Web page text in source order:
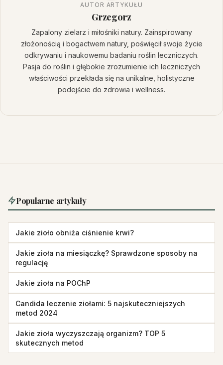
AUTOR ARTYKUŁU
Grzegorz
Zapalony zielarz i miłośniki natury. Zainspirowany
złożonością i bogactwem natury, poświęcił swoje życie
odkrywaniu i naukowemu badaniu roślin leczniczych.
Pasja do roślin i głębokie zrozumienie ich leczniczych
właściwości przekłada się na unikalne, holistyczne
podejście do zdrowia i wellness.
Popularne artykuły
Jakie zioło obniża ciśnienie krwi?
Jakie zioła na miesiączkę? Sprawdzone sposoby na
regulację
Jakie zioła na POChP
Candida leczenie ziołami: 5 najskuteczniejszych
metod 2024
Jakie zioła wyczyszczają organizm? TOP 5
skutecznych metod